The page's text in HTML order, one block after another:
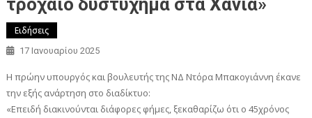
τροχαίο δυστύχημα στα Χανιά»
Ειδήσεις
17 Ιανουαρίου 2025
Η πρώην υπουργός και βουλευτής της ΝΔ Ντόρα Μπακογιάννη έκανε
την εξής ανάρτηση στο διαδίκτυο:
«Επειδή διακινούνται διάφορες φήμες, ξεκαθαρίζω ότι ο 45χρόνος